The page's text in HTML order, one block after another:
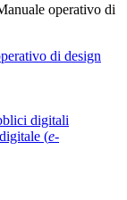
operativo di
di design
digitali
(e-